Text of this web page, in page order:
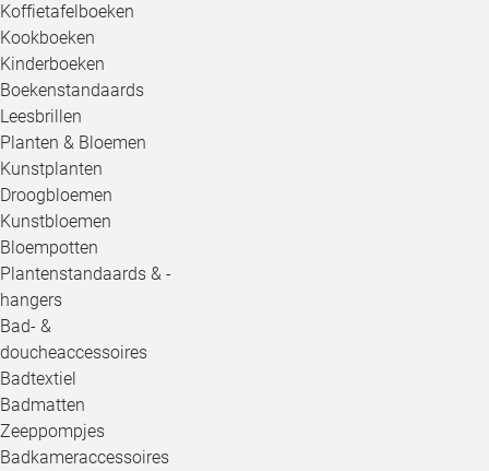
Koffietafelboeken
Kookboeken
Kinderboeken
Boekenstandaards
Leesbrillen
Planten & Bloemen
Kunstplanten
Droogbloemen
Kunstbloemen
Bloempotten
Plantenstandaards & -
hangers
Bad- &
doucheaccessoires
Badtextiel
Badmatten
Zeeppompjes
Badkameraccessoires